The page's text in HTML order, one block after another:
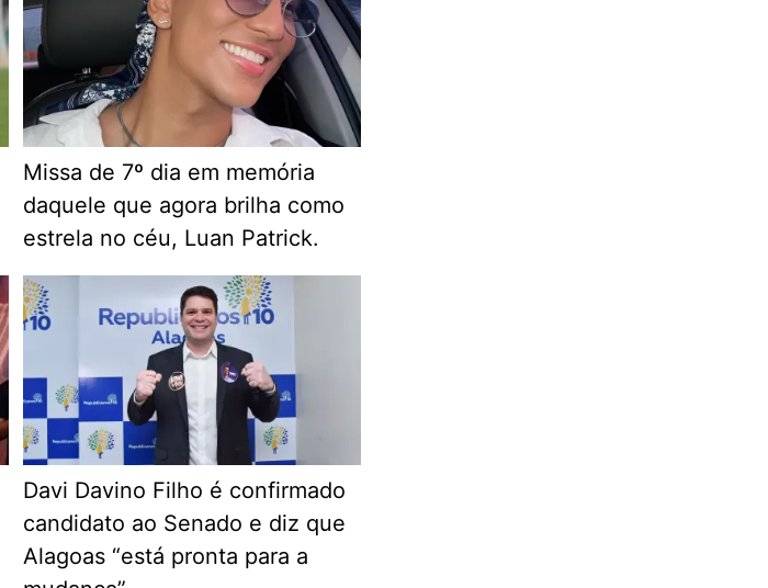
Missa de 7º dia em memória
daquele que agora brilha como
estrela no céu, Luan Patrick.
Davi Davino Filho é confirmado
candidato ao Senado e diz que
Alagoas “está pronta para a